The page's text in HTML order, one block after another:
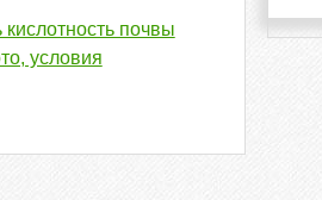
почвы
условия